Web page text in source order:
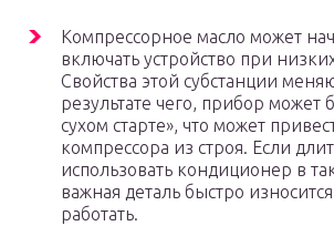
Компрессорное масло может
включать устройство при
Свойства этой субстанции
результате чего, прибор может
сухом старте», что может
компрессора из строя. Если
использовать кондиционер в
важная деталь быстро
работать.